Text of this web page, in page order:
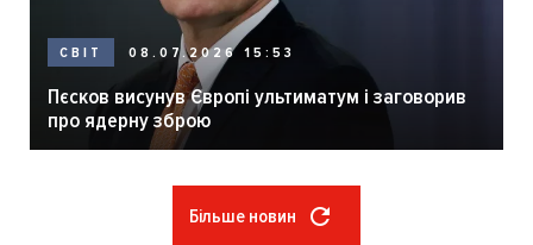
СВІТ 08.07.2026 15:53
Пєсков висунув Європі ультиматум і заговорив
про ядерну зброю
Більше новин